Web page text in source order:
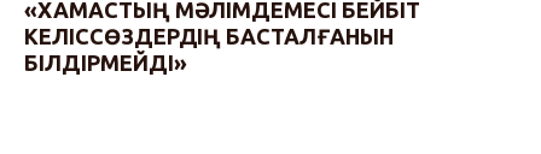
«ХАМАСТЫҢ МӘЛІМДЕМЕСІ БЕЙБІТ
КЕЛІССӨЗДЕРДІҢ БАСТАЛҒАНЫН
БІЛДІРМЕЙДІ»